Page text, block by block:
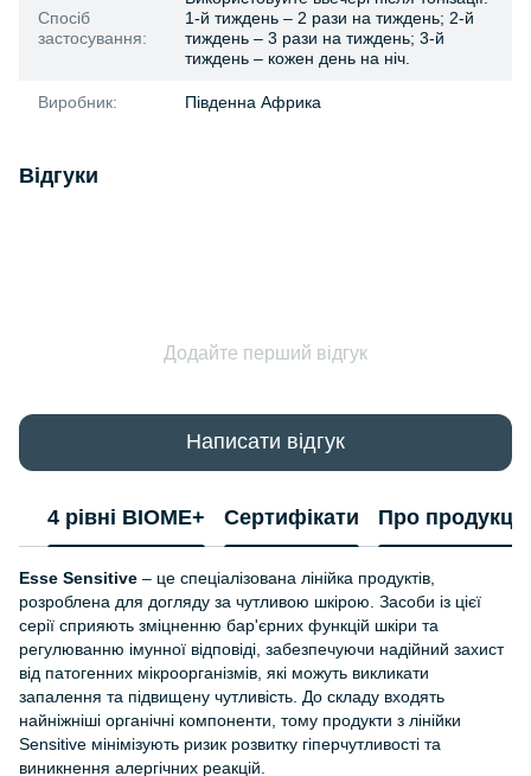
Спосіб
застосування:
1-й тиждень – 2 рази на тиждень; 2-й
тиждень – 3 рази на тиждень; 3-й
тиждень – кожен день на ніч.
Виробник: Південна Африка
Відгуки
Додайте перший відгук
Написати відгук
4 рівні BIOME+ Сертифікати Про
Esse Sensitive – це спеціалізована лінійка продуктів,
розроблена для догляду за чутливою шкірою. Засоби із цієї
серії сприяють зміцненню бар'єрних функцій шкіри та
регулюванню імунної відповіді, забезпечуючи надійний захист
від патогенних мікроорганізмів, які можуть викликати
запалення та підвищену чутливість. До складу входять
найніжніші органічні компоненти, тому продукти з лінійки
Sensitive мінімізують ризик розвитку гіперчутливості та
виникнення алергічних реакцій.